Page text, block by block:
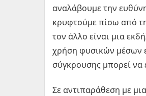
αναλάβουμε την
κρυφτούμε πίσω από
τον άλλο είναι μια
χρήση φυσικών μέσων
σύγκρουσης μπορεί να
Σε αντιπαράθεση με